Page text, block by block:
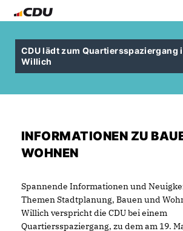
CDU lädt zum Quartiersspaziergang
Willich
INFORMATIONEN ZU
WOHNEN
Spannende Informationen und
Themen Stadtplanung, Bauen und
Willich verspricht die CDU bei einem
Quartiersspaziergang, zu dem am 19.